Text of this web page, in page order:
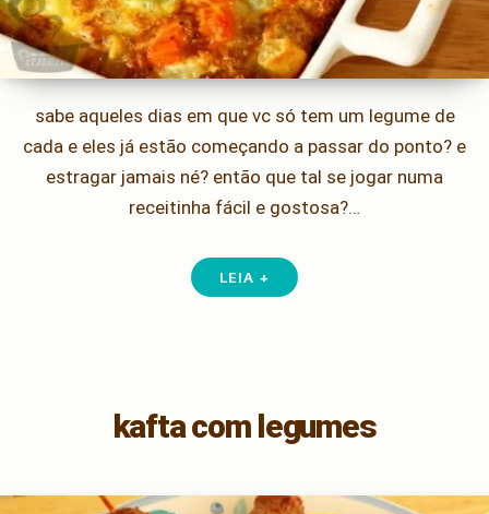
sabe aqueles dias em que vc só tem um legume de
cada e eles já estão começando a passar do ponto? e
estragar jamais né? então que tal se jogar numa
receitinha fácil e gostosa?…
LEIA +
kafta com legumes